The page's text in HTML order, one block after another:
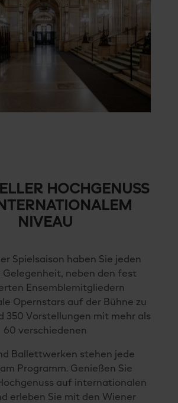
HOCHGENUSS
NIVEAU
Spielsaison haben Sie jeden
Gelegenheit, neben den fest
Ensemblemitgliedern
Opernstars auf der Bühne zu
350 Vorstellungen mit mehr als
60 verschiedenen
Ballettwerken stehen jede
Programm. Genießen Sie
auf internationalen
erleben Sie mit den Wiener